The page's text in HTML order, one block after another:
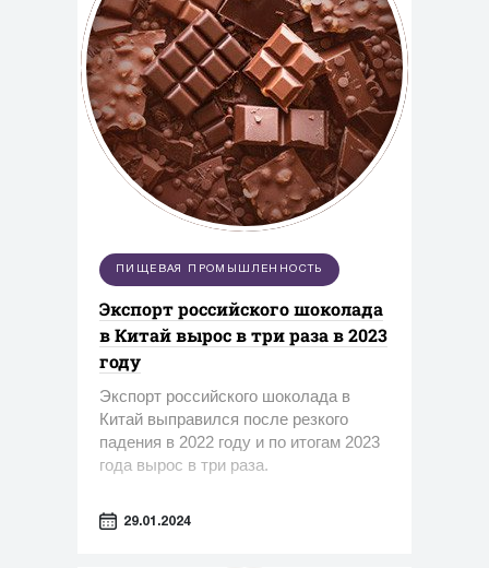
ПИЩЕВАЯ ПРОМЫШЛЕННОСТЬ
Экспорт российского шоколада
в Китай вырос в три раза в 2023
году
Экспорт российского шоколада в
Китай выправился после резкого
падения в 2022 году и по итогам 2023
года вырос в три раза.
29.01.2024